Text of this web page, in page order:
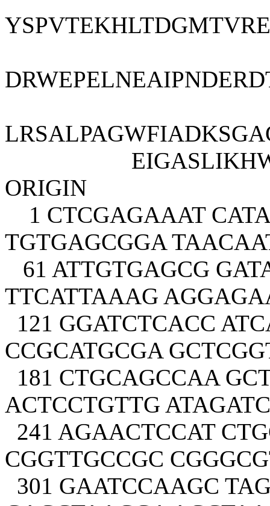
ORIGIN
1 CTCGAGAAAT
TGTGAGCGGA
61 ATTGTGAGCG
TTCATTAAAG
121 GGATCTCACC
CCGCATGCGA
181 CTGCAGCCAA
ACTCCTGTTG
241 AGAACTCCAT
CGGTTGCCGC
301 GAATCCAAGC